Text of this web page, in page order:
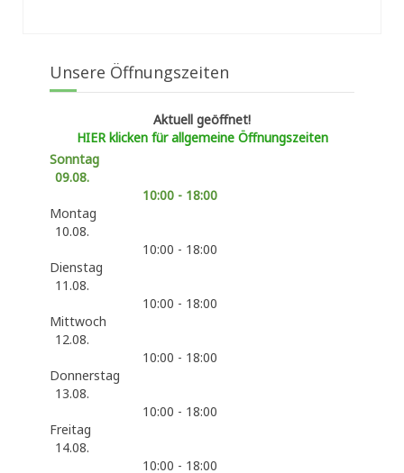
Unsere Öffnungszeiten
Aktuell geöffnet!
HIER klicken für allgemeine Öffnungszeiten
Sonntag
09.08.
10:00 - 18:00
Montag
10.08.
10:00 - 18:00
Dienstag
11.08.
10:00 - 18:00
Mittwoch
12.08.
10:00 - 18:00
Donnerstag
13.08.
10:00 - 18:00
Freitag
14.08.
10:00 - 18:00